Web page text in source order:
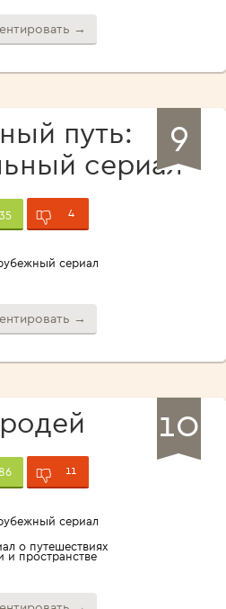
→
9
путь:
сериал
35 4
сериал
→
10
11
сериал
о путешествиях
и пространстве